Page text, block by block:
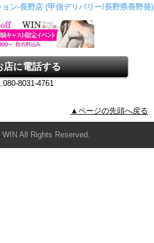
ン-長野店 (甲信デリバリー/長野県長野発)
店に電話する
8031-4761
▲ページの先頭へ戻る
All Rights Reserved.